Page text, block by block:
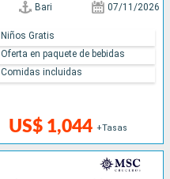
Bari 07/11/2026
US$ 1,044 +Tasas
Niños Gratis
Oferta en paquete de bebidas
Comidas incluidas